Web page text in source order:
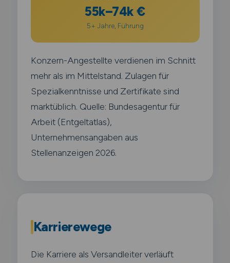
55k–74k €
5+ Jahre, Führung
Konzern-Angestellte verdienen im Schnitt
mehr als im Mittelstand. Zulagen für
Spezialkenntnisse und Zertifikate sind
marktüblich. Quelle: Bundesagentur für
Arbeit (Entgeltatlas),
Unternehmensangaben aus
Stellenanzeigen 2026.
Karrierewege
Die Karriere als Versandleiter verläuft